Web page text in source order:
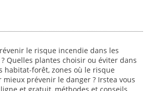
le risque incendie dans les
Quelles plantes choisir ou éviter dans
habitat-forêt, zones où le risque
mieux prévenir le danger ? Irstea vous